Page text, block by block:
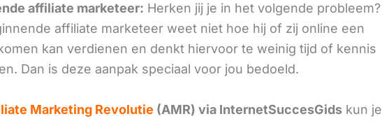
affiliate marketeer: Herken jij je in het volgende probleem?
affiliate marketeer weet niet hoe hij of zij online een
kan verdienen en denkt hiervoor te weinig tijd of kennis
Dan is deze aanpak speciaal voor jou bedoeld.
Marketing Revolutie (AMR) via InternetSuccesGids kun je